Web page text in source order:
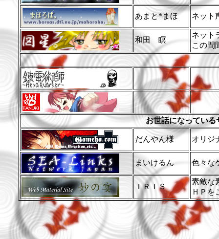
あまと*まほ ネット
和田 瞑
ネット
この間
お世話になってい
だんやん様 オリジ
まいけるん 色々な
ＩＲＩＳ
素敵な
ＨＰを